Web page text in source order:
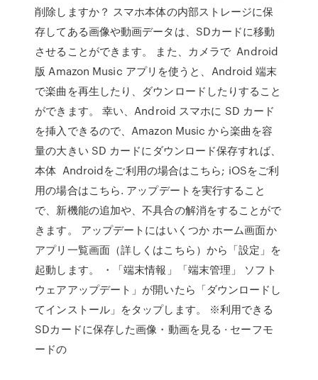
削除しますか？ スマホ本体の内部ストレージに保
存してある画像や動画データは、SDカードに移動
させることができます。 また、カメラで Android
版 Amazon Music アプリを使うと、Android 端末
で楽曲を再生したり、ダウンロードしたりすること
ができます。 幸い、Android スマホに SD カード
を挿入できるので、Amazon Music から楽曲を容
量の大きい SD カードにダウンロード保存すれば、
本体 Androidをご利用の場合はこちら; iOSをご利
用の場合はこちら. アップデートを実行すること
で、新機能の追加や、不具合の解消をすることがで
きます。 アップデートにはいくつか ホーム画面か
アプリ一覧画面（詳しくはこちら）から「設定」を
起動します。 ・「端末情報」「端末管理」 ソフト
ウェアアップデート」が開いたら「ダウンロードし
てインストール」をタップします。 ※利用できる
SDカードに保存した画像・動画を見る · セーフモ
ードの